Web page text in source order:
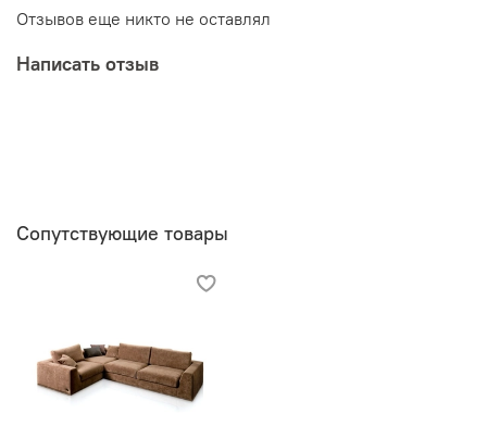
Отзывов еще никто не оставлял
Написать отзыв
Сопутствующие товары